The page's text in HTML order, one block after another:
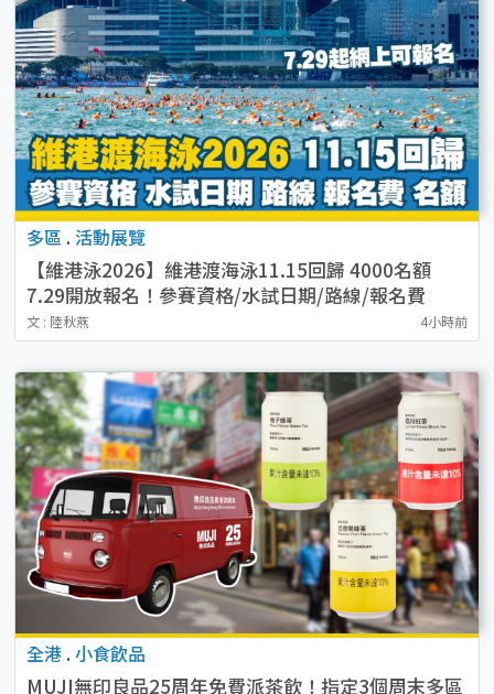
多區 . 活動展覽
【維港泳2026】維港渡海泳11.15回歸 4000名額
7.29開放報名！參賽資格/水試日期/路線/報名費
文 : 陸秋燕 4小時前
全港 . 小食飲品
MUJI無印良品25周年免費派茶飲！指定3個周末多區